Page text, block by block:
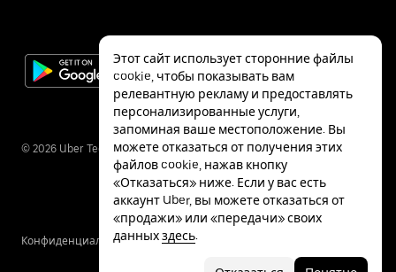
© 2026 Uber Technologies Inc.
КонфиденциальностьСпециальные
Этот сайт использует сторонние файлы
cookie, чтобы показывать вам
релевантную рекламу и предоставлять
персонализированные услуги,
запоминая ваше местоположение. Вы
можете отказаться от получения этих
файлов cookie, нажав кнопку
«Отказаться» ниже. Если у вас есть
аккаунт Uber, вы можете отказаться от
«продажи» или «передачи» своих
данныхздесь.